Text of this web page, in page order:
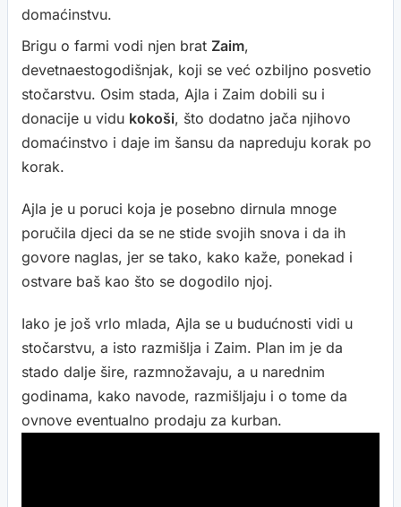
domaćinstvu.
Brigu o farmi vodi njen brat Zaim,
devetnaestogodišnjak, koji se već ozbiljno posvetio
stočarstvu. Osim stada, Ajla i Zaim dobili su i
donacije u vidu kokoši, što dodatno jača njihovo
domaćinstvo i daje im šansu da napreduju korak po
korak.
Ajla je u poruci koja je posebno dirnula mnoge
poručila djeci da se ne stide svojih snova i da ih
govore naglas, jer se tako, kako kaže, ponekad i
ostvare baš kao što se dogodilo njoj.
Iako je još vrlo mlada, Ajla se u budućnosti vidi u
stočarstvu, a isto razmišlja i Zaim. Plan im je da
stado dalje šire, razmnožavaju, a u narednim
godinama, kako navode, razmišljaju i o tome da
ovnove eventualno prodaju za kurban.